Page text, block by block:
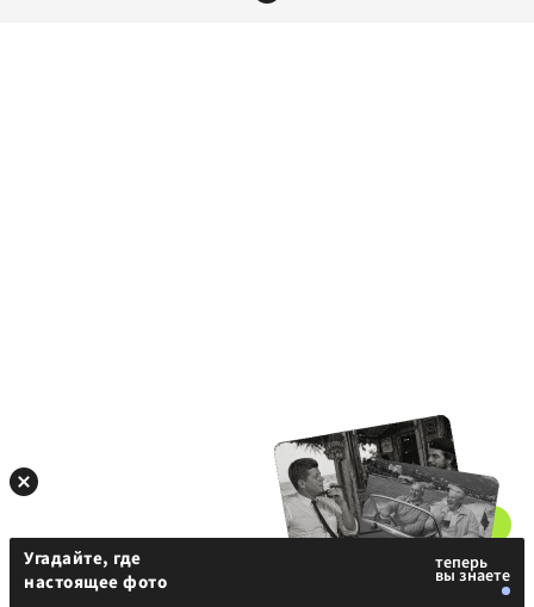
Угадайте, где
настоящее фото